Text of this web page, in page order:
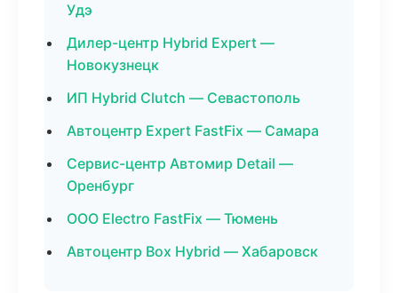
Удэ
Дилер-центр Hybrid Expert —
Новокузнецк
ИП Hybrid Clutch — Севастополь
Автоцентр Expert FastFix — Самара
Сервис-центр Автомир Detail —
Оренбург
ООО Electro FastFix — Тюмень
Автоцентр Box Hybrid — Хабаровск